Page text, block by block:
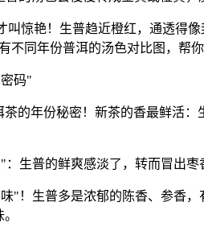
叫惊艳！生普趋近橙红，通透得
同年份普洱的汤色对比图，帮
码"
茶的年份秘密！新茶的香最鲜活
生普的鲜爽感淡了，转而冒出
"！生普多是浓郁的陈香、参香